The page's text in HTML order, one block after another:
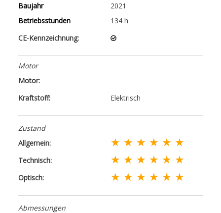
Baujahr
2021
Betriebsstunden
134 h
CE-Kennzeichnung:
Motor
Motor:
Kraftstoff:
Elektrisch
Zustand
Allgemein:
★ ★ ★ ★ ★ ★
Technisch: ★ ★ ★ ★ ★ ★
Optisch: ★ ★ ★ ★ ★ ★
Abmessungen